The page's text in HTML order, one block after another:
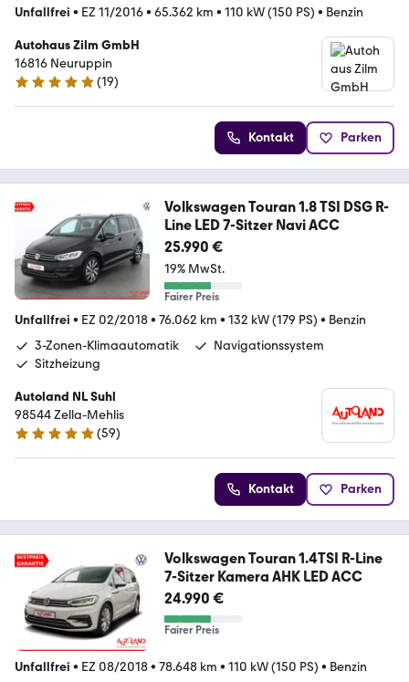
Unfallfrei • EZ 11/2016• 65.362 km • 110 kW (150 PS) • Benzin
Autohaus Zilm GmbH
16816 Neuruppin
4.9 Sterne
(19)
Kontakt Parken
Volkswagen Touran 1.8 TSI DSG R-
Line LED 7-Sitzer Navi ACC
25.990 €
19% MwSt.
Fairer Preis
Unfallfrei • EZ 02/2018• 76.062 km • 132 kW (179 PS) • Benzin
3-Zonen-Klimaautomatik
Navigationssystem
Sitzheizung
Autoland NL Suhl
98544 Zella-Mehlis
5 Sterne
(59)
Kontakt Parken
Volkswagen Touran 1.4TSI R-Line
7-Sitzer Kamera AHK LED ACC
24.990 €
Fairer Preis
Unfallfrei • EZ 08/2018• 78.648 km • 110 kW (150 PS) • Benzin